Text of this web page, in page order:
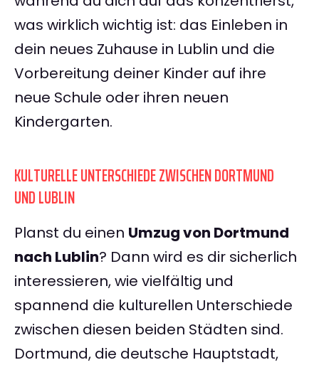
was wirklich wichtig ist: das Einleben in
dein neues Zuhause in Lublin und die
Vorbereitung deiner Kinder auf ihre
neue Schule oder ihren neuen
Kindergarten.
KULTURELLE UNTERSCHIEDE ZWISCHEN DORTMUND
UND LUBLIN
Planst du einen Umzug von Dortmund
nach Lublin? Dann wird es dir sicherlich
interessieren, wie vielfältig und
spannend die kulturellen Unterschiede
zwischen diesen beiden Städten sind.
Dortmund, die deutsche Hauptstadt,